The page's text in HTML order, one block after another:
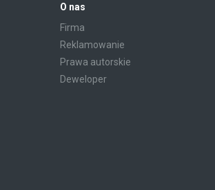
O nas
Firma
Reklamowanie
Prawa autorskie
Deweloper